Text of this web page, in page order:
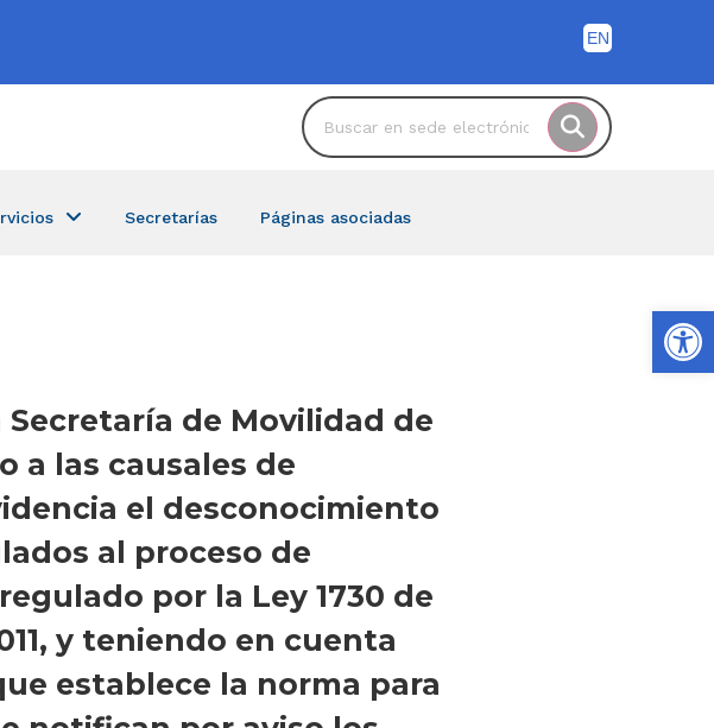
Secretarías Páginas asociadas
Secretaría de Movilidad de
a las causales de
el desconocimiento
al proceso de
por la Ley 1730 de
y teniendo en cuenta
establece la norma para